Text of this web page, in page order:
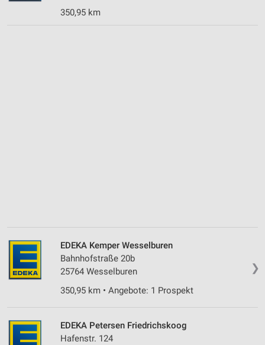
350,95 km
❯
EDEKA Kemper Wesselburen
Bahnhofstraße 20b
25764 Wesselburen
350,95 km • Angebote: 1 Prospekt
EDEKA Petersen Friedrichskoog
Hafenstr. 124